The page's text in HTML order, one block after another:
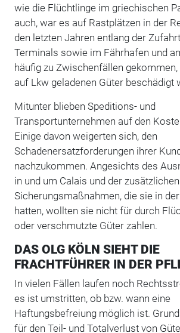
wie die Flüchtlinge im griechischen
auch, war es auf Rastplätzen in der
den letzten Jahren entlang der
Terminals sowie im Fährhafen und
häufig zu Zwischenfällen gekommen,
auf Lkw geladenen Güter beschädigt
Mitunter blieben Speditions- und
Transportunternehmen auf den
Einige davon weigerten sich, den
Schadenersatzforderungen ihrer
nachzukommen. Angesichts des
in und um Calais und der
Sicherungsmaßnahmen, die sie in
hatten, wollten sie nicht für durch
oder verschmutzte Güter zahlen.
DAS OLG KÖLN SIEHT DIE
FRACHTFÜHRER IN DER
In vielen Fällen laufen noch
es ist umstritten, ob bzw. wann eine
Haftungsbefreiung möglich ist.
für den Teil- und Totalverlust von